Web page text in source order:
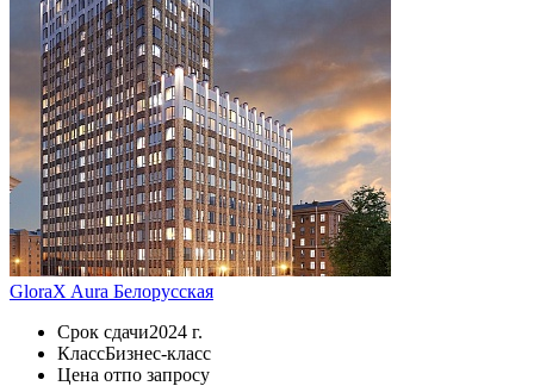
GloraX Aura Белорусская
Срок сдачи2024 г.
КлассБизнес-класс
Цена отпо запросу